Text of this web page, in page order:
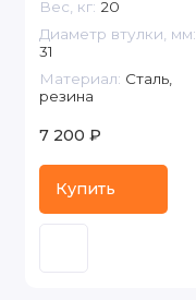
Вес, кг: 20
Диаметр втулки, мм:
31
Материал: Сталь,
резина
7 200 ₽
Купить